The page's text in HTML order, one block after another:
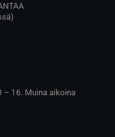
– 16. Muina aikoina